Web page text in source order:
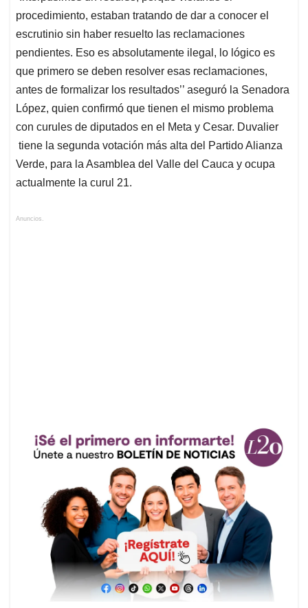
procedimiento, estaban tratando de dar a conocer el
escrutinio sin haber resuelto las reclamaciones
pendientes. Eso es absolutamente ilegal, lo lógico es
que primero se deben resolver esas reclamaciones,
antes de formalizar los resultados’’ aseguró la Senadora
López, quien confirmó que tienen el mismo problema
con curules de diputados en el Meta y Cesar. Duvalier
tiene la segunda votación más alta del Partido Alianza
Verde, para la Asamblea del Valle del Cauca y ocupa
actualmente la curul 21.
Anuncios.